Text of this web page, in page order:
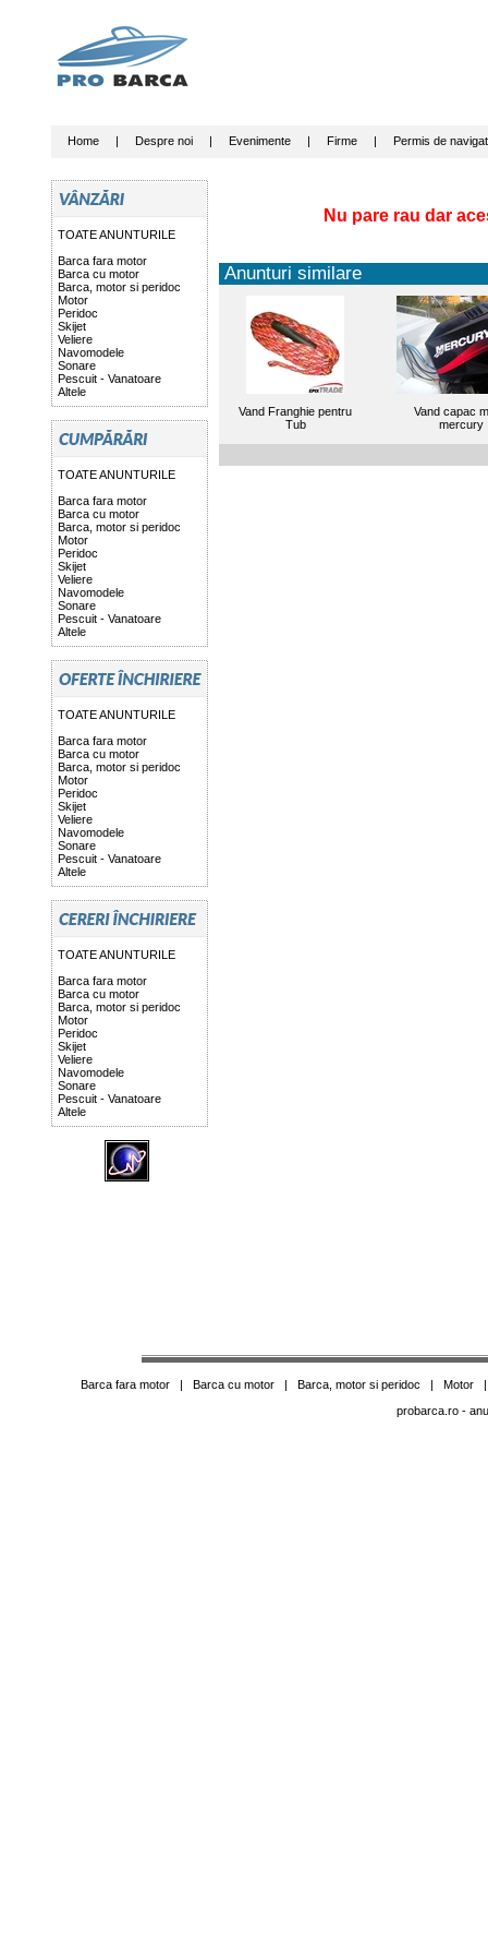
Home| Despre noi| Evenimente| Firme| Permis de
TOATE ANUNTURILE
Barca fara motor
Barca cu motor
Barca, motor si peridoc
Motor
Peridoc
Skijet
Veliere
Navomodele
Sonare
Pescuit - Vanatoare
Altele
TOATE ANUNTURILE
Barca fara motor
Barca cu motor
Barca, motor si peridoc
Motor
Peridoc
Skijet
Veliere
Navomodele
Sonare
Pescuit - Vanatoare
Altele
TOATE ANUNTURILE
Barca fara motor
Barca cu motor
Barca, motor si peridoc
Motor
Peridoc
Skijet
Veliere
Navomodele
Sonare
Pescuit - Vanatoare
Altele
TOATE ANUNTURILE
Barca fara motor
Barca cu motor
Barca, motor si peridoc
Motor
Peridoc
Skijet
Veliere
Navomodele
Sonare
Pescuit - Vanatoare
Altele
Nu pare rau dar
Anunturi similare
Vand Franghie pentru
Tub
Vand capac
mercury
Barca fara motor| Barca cu motor| Barca, motor si peridoc | Motor
probarca.ro-